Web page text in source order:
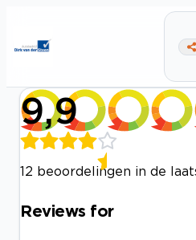
9,9
12 beoordelingen in de
Reviews for